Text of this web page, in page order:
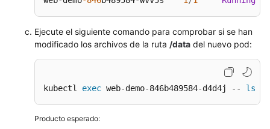
Ejecute el siguiente comando para comprobar si se han
modificado los archivos de la ruta /data del nuevo pod:
kubectl exec web-demo-846b489584-d4d4j -- ls
Producto esperado: